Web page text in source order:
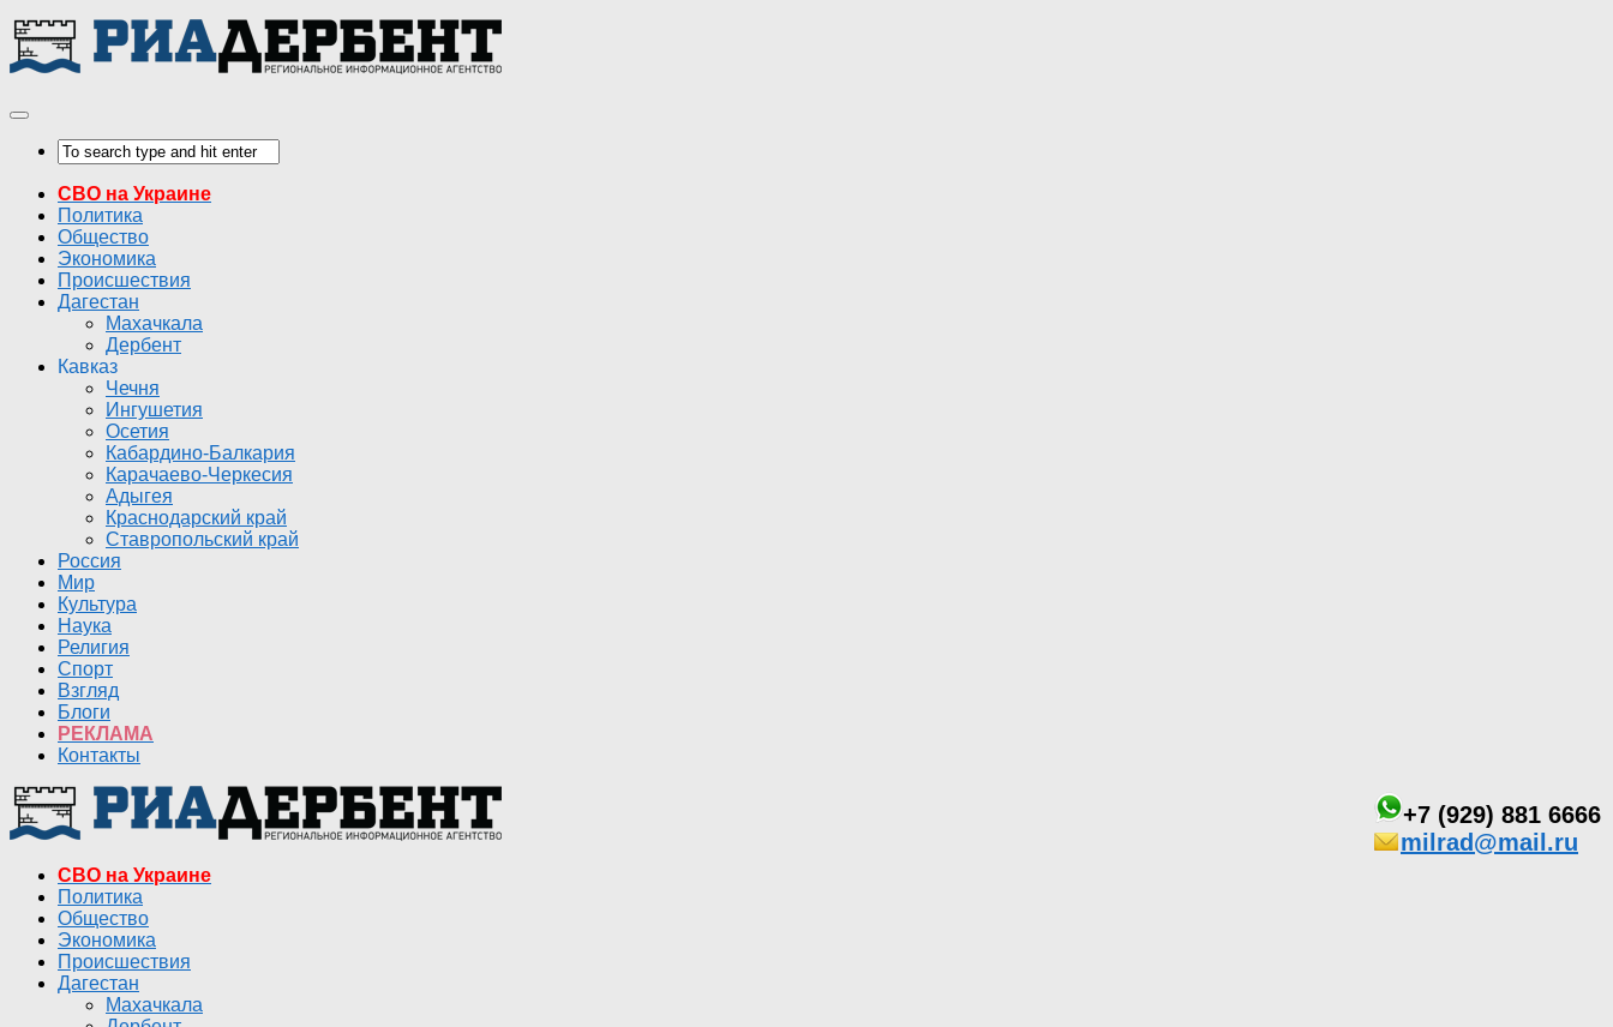
СВО на Украине
Политика
Общество
Экономика
Происшествия
Дагестан
Махачкала
Дербент
Кавказ
Чечня
Ингушетия
Осетия
Кабардино-Балкария
Карачаево-Черкесия
Адыгея
Краснодарский край
Ставропольский край
Россия
Мир
Культура
Наука
Религия
Спорт
Взгляд
Блоги
РЕКЛАМА
Контакты
+7 (929) 881 6666
milrad@mail.ru
СВО на Украине
Политика
Общество
Экономика
Происшествия
Дагестан
Махачкала